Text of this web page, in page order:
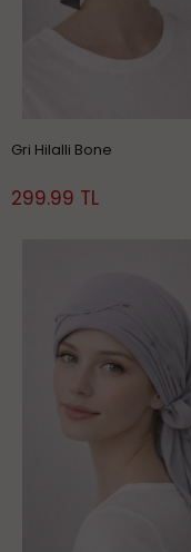
Gri Hilalli Bone
299.99 TL